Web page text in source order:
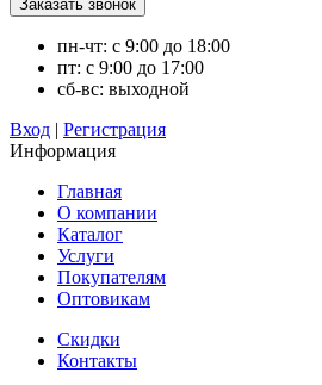
пн-чт: с 9:00 до 18:00
пт: с 9:00 до 17:00
сб-вс: выходной
Вход | Регистрация
Информация
Главная
О компании
Каталог
Услуги
Покупателям
Оптовикам
Скидки
Контакты